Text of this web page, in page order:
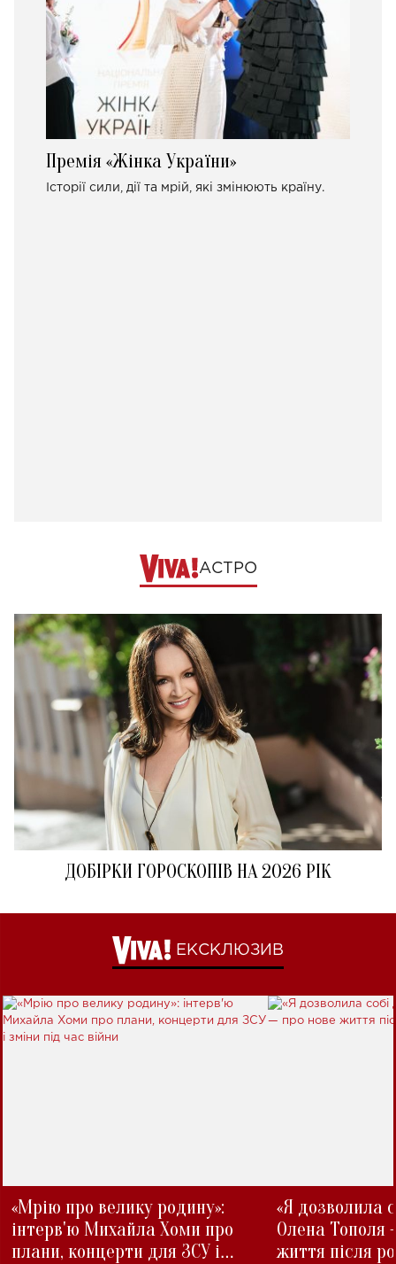
Премія «Жінка України»
Історії сили, дії та мрій, які змінюють країну.
АСТРО
ДОБІРКИ ГОРОСКОПІВ НА 2026 РІК
ЕКСКЛЮЗИВ
«Мрію про велику родину»:
інтерв'ю Михайла Хоми про
плани, концерти для ЗСУ і
«Я дозволила
Олена Тополя
життя після